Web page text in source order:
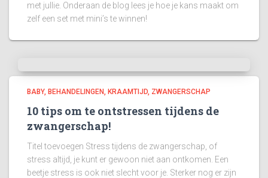
met jullie. Onderaan de blog lees je hoe je kans maakt om
zelf een set met mini’s te winnen!
BABY BEHANDELINGEN KRAAMTIJD ZWANGERSCHAP
10 tips om te ontstressen tijdens de
zwangerschap!
Titel toevoegen Stress tijdens de zwangerschap, of
stress altijd, je kunt er gewoon niet aan ontkomen. Een
beetje stress is ook niet slecht voor je. Sterker nog er zijn